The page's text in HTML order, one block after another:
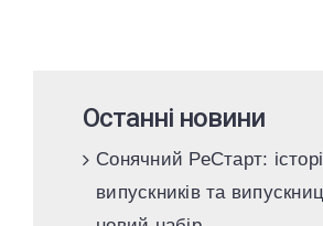
Останні новини
Сонячний РеСтарт:
випускників та